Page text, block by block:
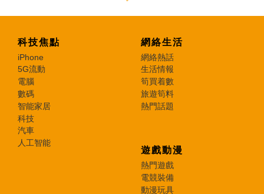
科技焦點
iPhone
5G流動
電腦
數碼
智能家居
科技
汽車
人工智能
網絡生活
網絡熱話
生活情報
筍買着數
旅遊筍料
熱門話題
遊戲動漫
熱門遊戲
電競裝備
動漫玩具